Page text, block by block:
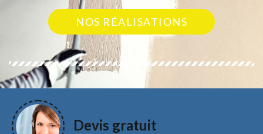
NOS RÉALISATIONS
Devis gratuit